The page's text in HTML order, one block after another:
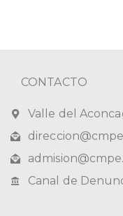
CONTACTO
Valle del
Canal de